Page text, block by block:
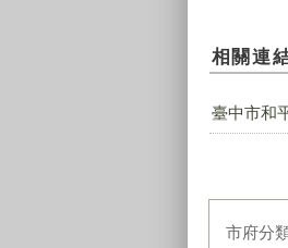
相關連
臺中市和
市府分